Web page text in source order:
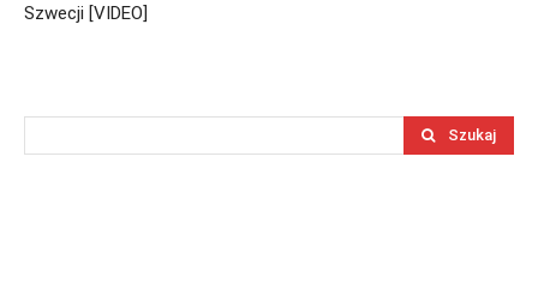
Szwecji [VIDEO]
Szukaj